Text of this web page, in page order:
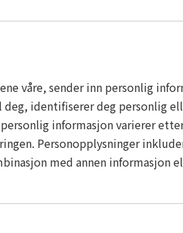
våre, sender inn personlig
identifiserer deg personlig
informasjon varierer
Personopplysninger
med annen informasjon